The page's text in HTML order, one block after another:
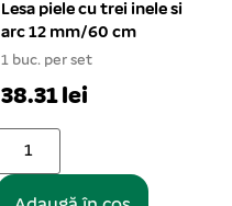
Lesa piele cu trei inele si
arc 12 mm/60 cm
1 buc. per set
38.31 lei